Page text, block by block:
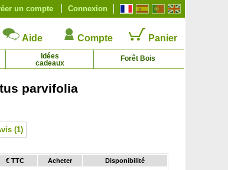
Connexion
un compte
Aide Compte Panier
Idées
cadeaux
Forêt Bois
parvifolia
(1)
€ TTC Acheter Disponibilité